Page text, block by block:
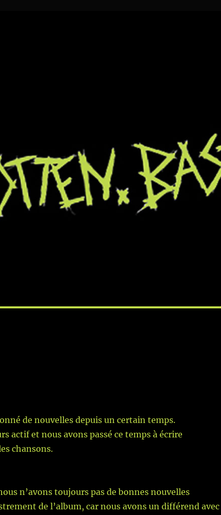
de nouvelles depuis un certain temps.
actif et nous avons passé ce temps à écrire
chansons.
n’avons toujours pas de bonnes nouvelles
de l’album, car nous avons un différend avec